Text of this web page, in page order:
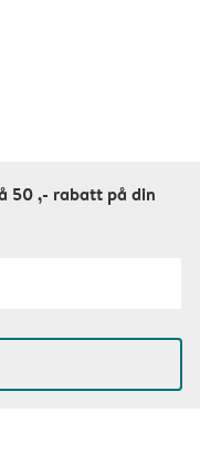
50 ,- rabatt på din